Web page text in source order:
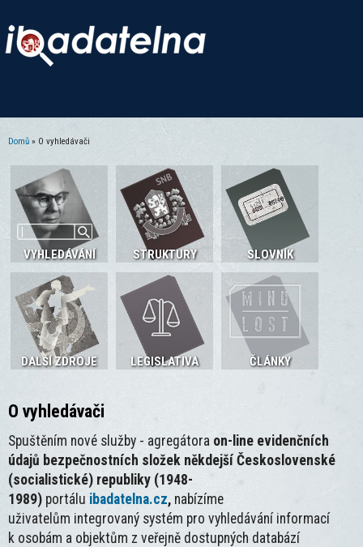
Domů » O vyhledávači
VYHLEDÁVÁNÍ STRUKTURY SLOVNÍK
DALŠÍ ZDROJE LEGISLATIVA ČLÁNKY
O vyhledávači
Spuštěním nové služby - agregátora on-line evidenčních
údajů bezpečnostních složek někdejší Československé
(socialistické) republiky (1948-
1989) portálu ibadatelna.cz, nabízíme
uživatelům integrovaný systém pro vyhledávání informací
k osobám a objektům z veřejně dostupných databází